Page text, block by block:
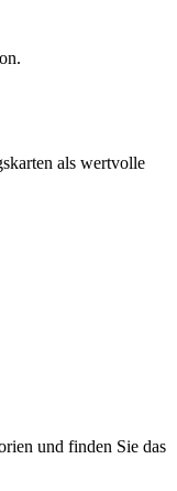
als wertvolle
und finden Sie das